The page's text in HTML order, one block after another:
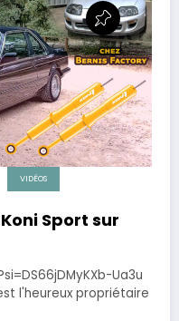
VIDÉOS
Sport sur
Ua3u
l'heureux propriétaire